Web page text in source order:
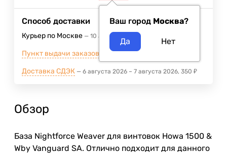
Ваш город Москва?
Способ доставки
Курьер по Москве 10 августа 2026
Пункт выдачи заказов м.ВДНХ 5 августа 2026
Доставка СДЭК 6 августа 2026 – 7 августа 2026 350 ₽
Обзор
База Nightforce Weaver для винтовок Howa 1500 &
Wby Vanguard SA. Отлично подходит для данного